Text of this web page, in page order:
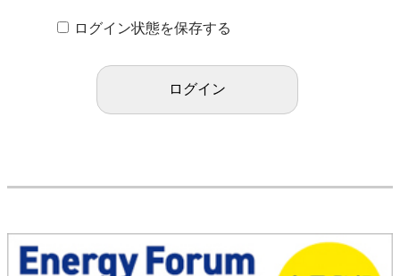
ログイン状態を保存する